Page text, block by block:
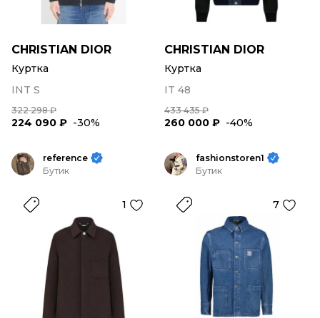
CHRISTIAN DIOR
Куртка
INT S
322 298 ₽
224 090 ₽ -30%
CHRISTIAN DIOR
Куртка
IT 48
433 435 ₽
260 000 ₽ -40%
reference
Бутик
1
fashionstoren1
Бутик
7